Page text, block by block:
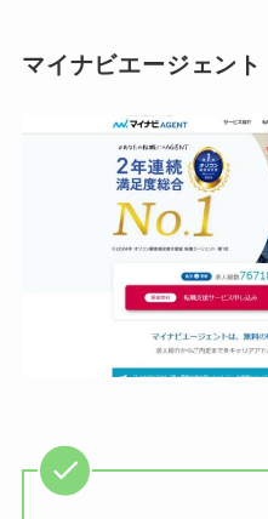
マイナビエージェント